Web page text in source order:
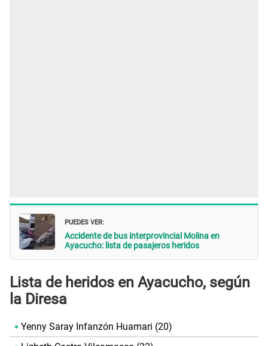
PUEDES VER:
Accidente de bus interprovincial Molina en
Ayacucho: lista de pasajeros heridos
Lista de heridos en Ayacucho, según
la Diresa
Yenny Saray Infanzón Huamari (20)